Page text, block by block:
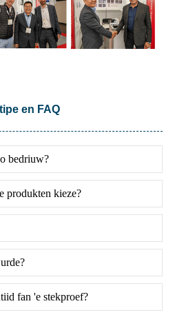
en FAQ
bedriuw?
produkten kieze?
fan 'e stekproef?